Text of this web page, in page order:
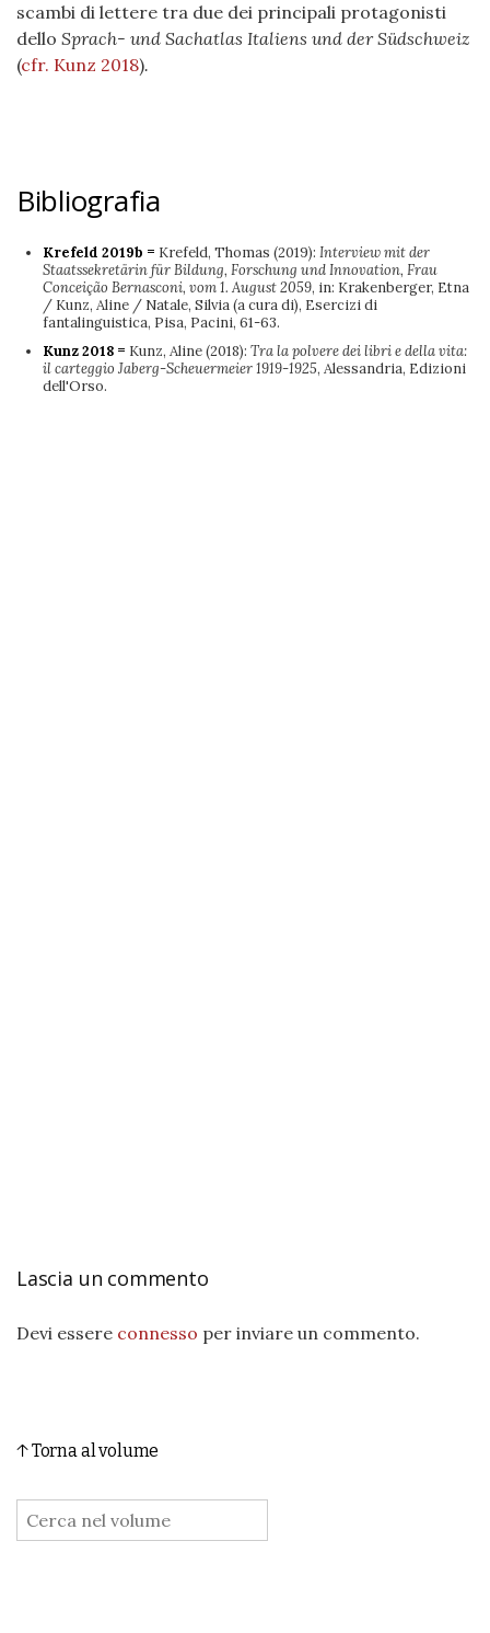
scambi di lettere tra due dei principali protagonisti
dello Sprach- und Sachatlas Italiens und der Südschweiz
(cfr. Kunz 2018).
Bibliografia
Krefeld 2019b = Krefeld, Thomas (2019): Interview mit der
Staatssekretärin für Bildung, Forschung und Innovation, Frau
Conceição Bernasconi, vom 1. August 2059, in: Krakenberger, Etna
/ Kunz, Aline / Natale, Silvia (a cura di), Esercizi di
fantalinguistica, Pisa, Pacini, 61-63.
Kunz 2018 = Kunz, Aline (2018): Tra la polvere dei libri e della vita:
il carteggio Jaberg-Scheuermeier 1919-1925, Alessandria, Edizioni
dell'Orso.
Lascia un commento
Devi essere connesso per inviare un commento.
↑ Torna al volume
: